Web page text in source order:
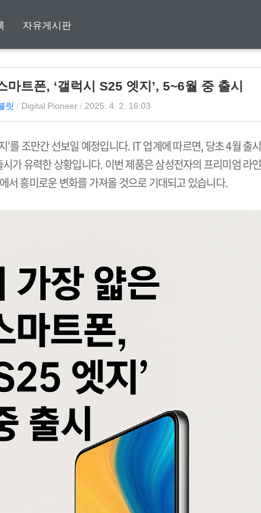
자유게시판
트폰, ‘갤럭시 S25 엣지’, 5~6월 중 출시
릿 / Digital Pioneer/ 2025. 4. 2. 16:03
’를 조만간 선보일 예정입니다. IT업계에 따르면,당초4월 출시
시가 유력한 상황입니다.이번 제품은 삼성전자의 프리미엄 라인
서 흥미로운 변화를 가져올 것으로 기대되고 있습니다.